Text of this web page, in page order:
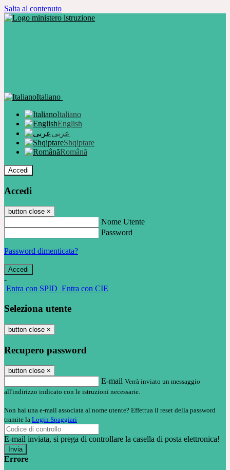
Salta al contenuto
Italiano
Italiano
English
عربى
Shqiptare
Română
Accedi
Accedi
button close ×
Nome Utente
Password
Password dimenticata?
-
Entra con SPID Entra con CIE
Seleziona utente
button close ×
Recupero password
button close ×
E-mail Verrà inviato un messaggio
all'indirizzo indicato con le istruzioni necessarie.
Non hai una e-mail associata al nome utente? Effettua il reset della password
tramite la Login Spaggiari
E-mail inviata, si prega di controllare la casella di posta elettronica!
Errore